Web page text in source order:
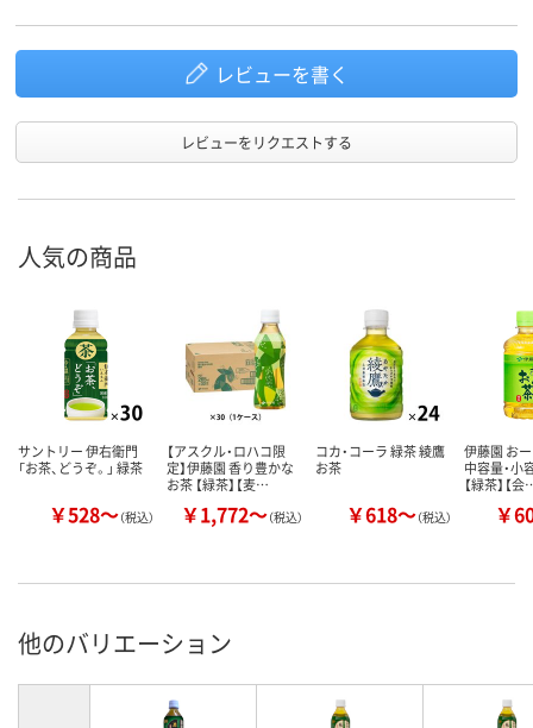
レビューを書く
レビューをリクエストする
人気の商品
サントリー 伊右衛門
「お茶、どうぞ。」 緑茶
￥528～（税込）
【アスクル・ロハコ限
定】伊藤園 香り豊かな
お茶 【緑茶】【麦…
￥1,772～（税込）
コカ・コーラ 緑茶 綾鷹
お茶
￥618～（税込）
伊藤園 お
中容量・小
【緑茶】【
￥
他のバリエーション